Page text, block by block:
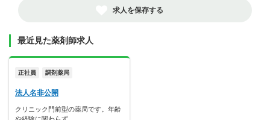
求人を保存する
最近見た薬剤師求人
正社員 調剤薬局
法人名非公開
クリニック門前型の薬局です。年齢